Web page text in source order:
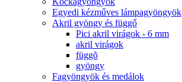
Egyedi kézműves lámpagyöngyök
Akril gyöngy és függő
Pici akril virágok - 6 mm
akril virágok
függõ
gyöngy
Fagyöngyök és medálok